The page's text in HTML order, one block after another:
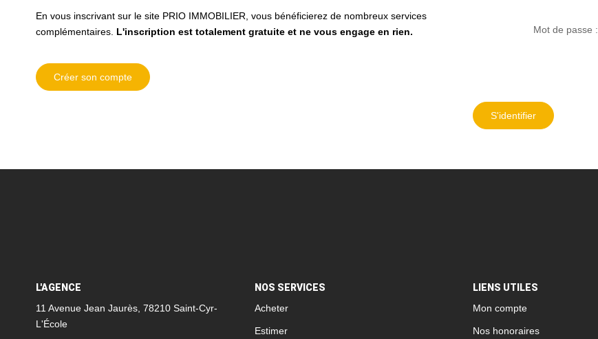
En vous inscrivant sur le site PRIO IMMOBILIER, vous bénéficierez de nombreux services
complémentaires. L'inscription est totalement gratuite et ne vous engage en rien.
Créer son compte
Mot de passe :
S'identifier
L'AGENCE
11 Avenue Jean Jaurès, 78210 Saint-Cyr-
L'École
NOS SERVICES
Acheter
Estimer
LIENS UTILES
Mon compte
Nos honoraires